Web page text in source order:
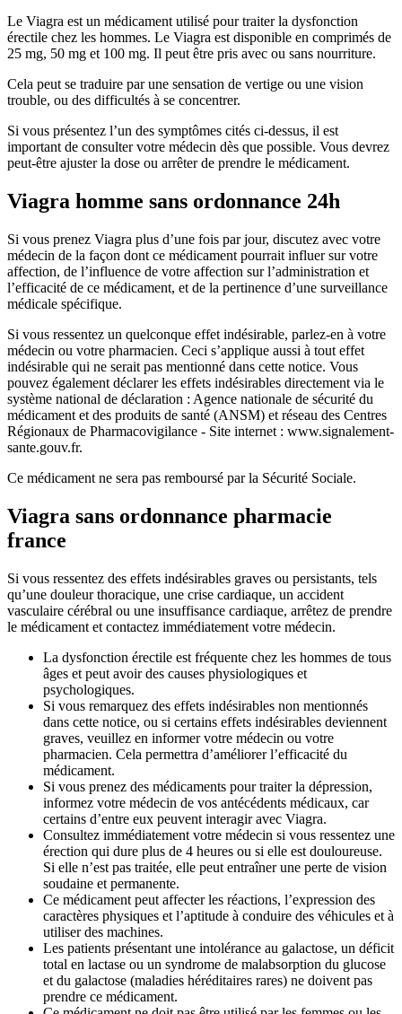
Le Viagra est un médicament utilisé pour traiter la dysfonction
érectile chez les hommes. Le Viagra est disponible en comprimés de
25 mg, 50 mg et 100 mg. Il peut être pris avec ou sans nourriture.
Cela peut se traduire par une sensation de vertige ou une vision
trouble, ou des difficultés à se concentrer.
Si vous présentez l’un des symptômes cités ci-dessus, il est
important de consulter votre médecin dès que possible. Vous devrez
peut-être ajuster la dose ou arrêter de prendre le médicament.
Viagra homme sans ordonnance 24h
Si vous prenez Viagra plus d’une fois par jour, discutez avec votre
médecin de la façon dont ce médicament pourrait influer sur votre
affection, de l’influence de votre affection sur l’administration et
l’efficacité de ce médicament, et de la pertinence d’une surveillance
médicale spécifique.
Si vous ressentez un quelconque effet indésirable, parlez-en à votre
médecin ou votre pharmacien. Ceci s’applique aussi à tout effet
indésirable qui ne serait pas mentionné dans cette notice. Vous
pouvez également déclarer les effets indésirables directement via le
système national de déclaration : Agence nationale de sécurité du
médicament et des produits de santé (ANSM) et réseau des Centres
Régionaux de Pharmacovigilance - Site internet : www.signalement-
sante.gouv.fr.
Ce médicament ne sera pas remboursé par la Sécurité Sociale.
Viagra sans ordonnance pharmacie
france
Si vous ressentez des effets indésirables graves ou persistants, tels
qu’une douleur thoracique, une crise cardiaque, un accident
vasculaire cérébral ou une insuffisance cardiaque, arrêtez de prendre
le médicament et contactez immédiatement votre médecin.
La dysfonction érectile est fréquente chez les hommes de tous
âges et peut avoir des causes physiologiques et
psychologiques.
Si vous remarquez des effets indésirables non mentionnés
dans cette notice, ou si certains effets indésirables deviennent
graves, veuillez en informer votre médecin ou votre
pharmacien. Cela permettra d’améliorer l’efficacité du
médicament.
Si vous prenez des médicaments pour traiter la dépression,
informez votre médecin de vos antécédents médicaux, car
certains d’entre eux peuvent interagir avec Viagra.
Consultez immédiatement votre médecin si vous ressentez une
érection qui dure plus de 4 heures ou si elle est douloureuse.
Si elle n’est pas traitée, elle peut entraîner une perte de vision
soudaine et permanente.
Ce médicament peut affecter les réactions, l’expression des
caractères physiques et l’aptitude à conduire des véhicules et à
utiliser des machines.
Les patients présentant une intolérance au galactose, un déficit
total en lactase ou un syndrome de malabsorption du glucose
et du galactose (maladies héréditaires rares) ne doivent pas
prendre ce médicament.